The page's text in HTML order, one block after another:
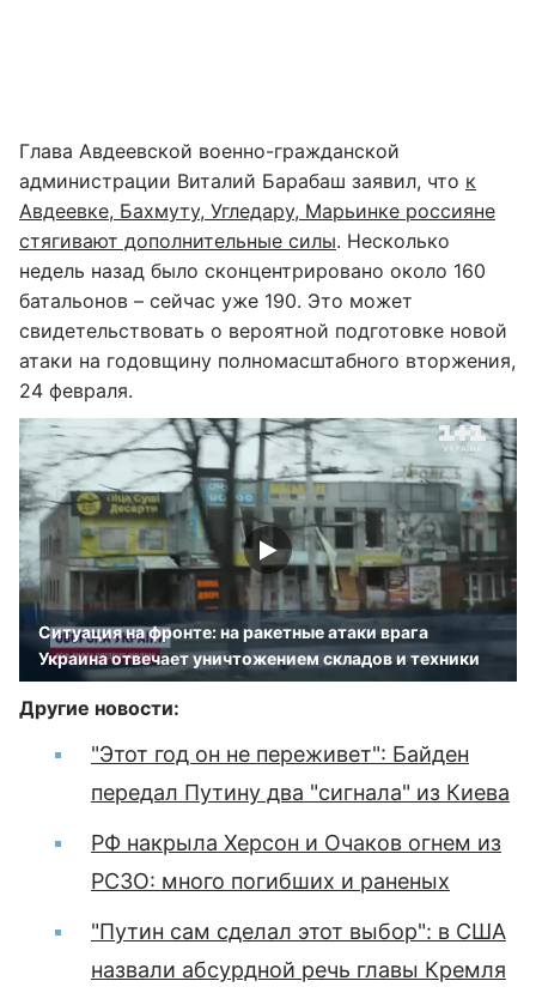
Глава Авдеевской военно-гражданской
администрации Виталий Барабаш заявил, что к
Авдеевке, Бахмуту, Угледару, Марьинке россияне
стягивают дополнительные силы. Несколько
недель назад было сконцентрировано около 160
батальонов – сейчас уже 190. Это может
свидетельствовать о вероятной подготовке новой
атаки на годовщину полномасштабного вторжения,
24 февраля.
Ситуация на фронте: на ракетные атаки врага
Украина отвечает уничтожением складов и техники
Другие новости:
"Этот год он не переживет": Байден
передал Путину два "сигнала" из Киева
РФ накрыла Херсон и Очаков огнем из
РСЗО: много погибших и раненых
"Путин сам сделал этот выбор": в США
назвали абсурдной речь главы Кремля